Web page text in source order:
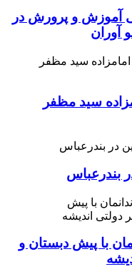
آموزش و پرورش در
آوران
سید مظفر
بندرعباس
با پیش دبستان و